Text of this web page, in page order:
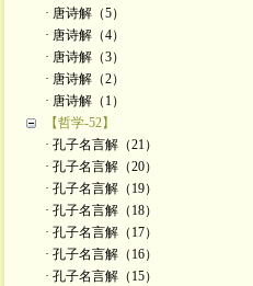
· 唐诗解（5）
· 唐诗解（4）
· 唐诗解（3）
· 唐诗解（2）
· 唐诗解（1）
【哲学-52】
· 孔子名言解（21）
· 孔子名言解（20）
· 孔子名言解（19）
· 孔子名言解（18）
· 孔子名言解（17）
· 孔子名言解（16）
· 孔子名言解（15）